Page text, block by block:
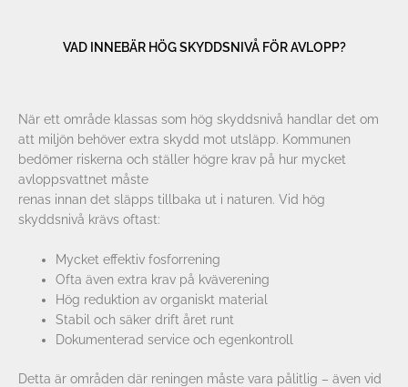
VAD INNEBÄR HÖG SKYDDSNIVÅ FÖR AVLOPP?
När ett område klassas som hög skyddsnivå handlar det om
att miljön behöver extra skydd mot utsläpp. Kommunen
bedömer riskerna och ställer högre krav på hur mycket
avloppsvattnet måste
renas innan det släpps tillbaka ut i naturen. Vid hög
skyddsnivå krävs oftast:
Mycket effektiv fosforrening
Ofta även extra krav på kväverening
Hög reduktion av organiskt material
Stabil och säker drift året runt
Dokumenterad service och egenkontroll
Detta är områden där reningen måste vara pålitlig – även vid